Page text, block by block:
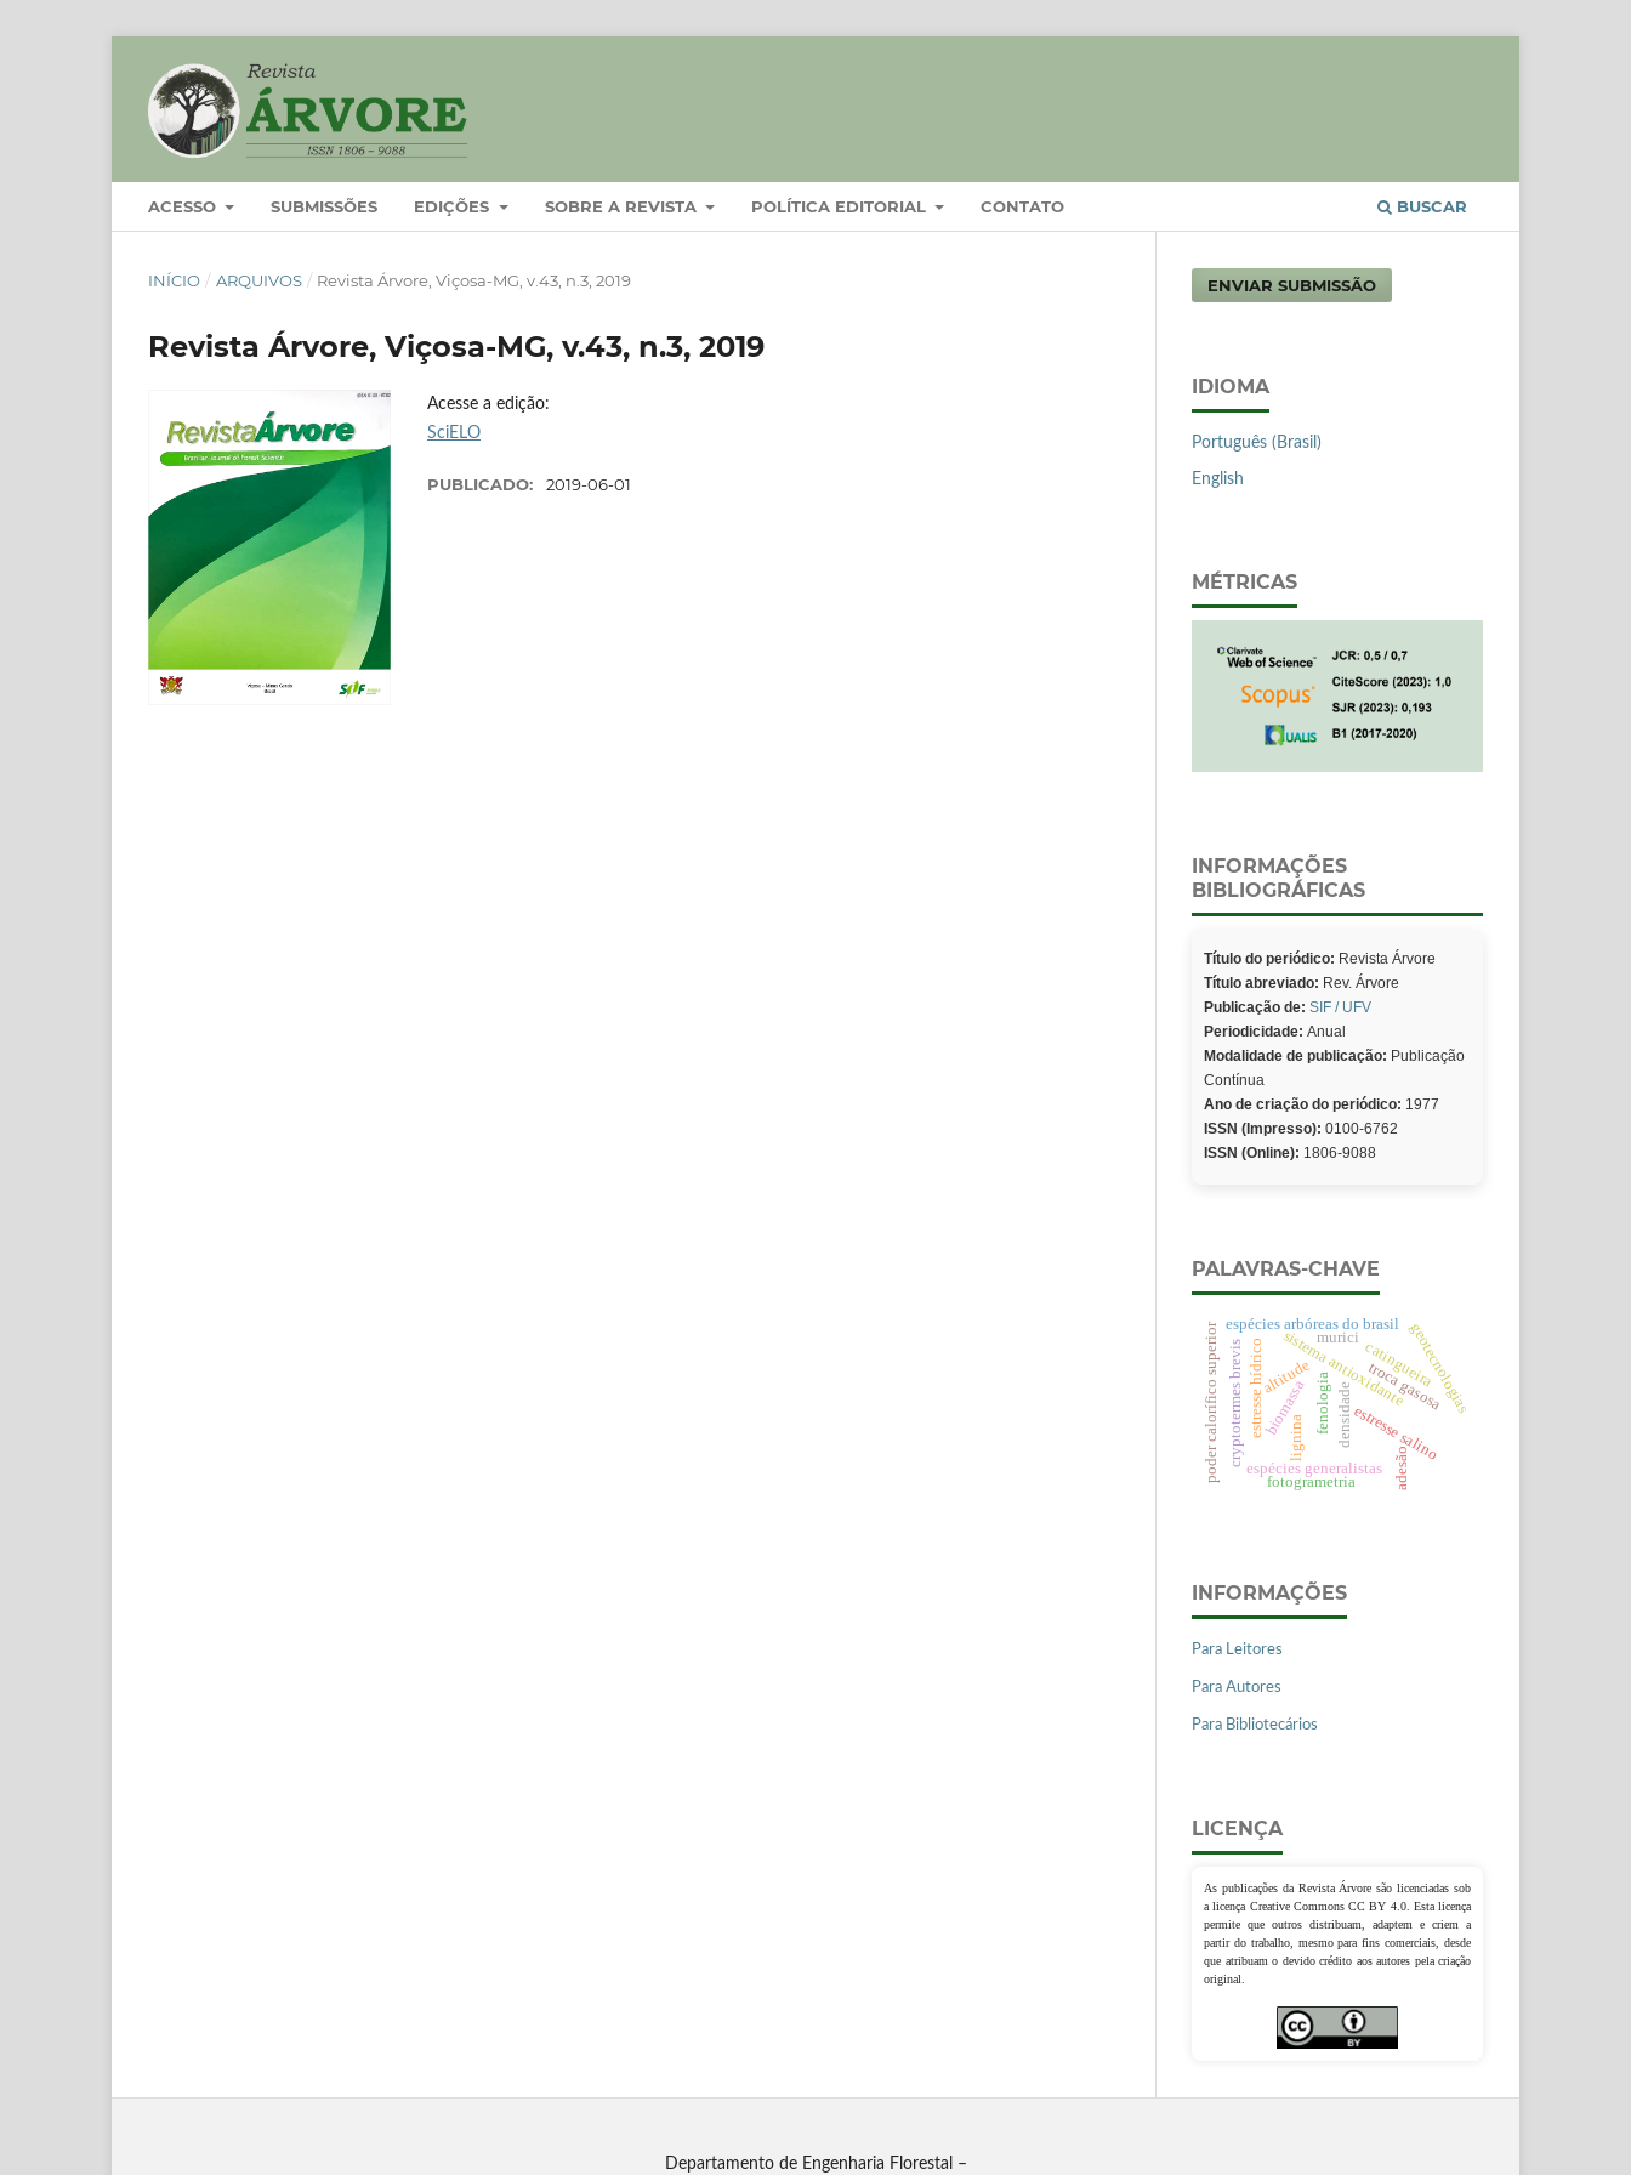
ACESSO SUBMISSÕES EDIÇÕES SOBRE A REVISTA POLÍTICA EDITORIAL CONTATO BUSCAR
INÍCIO / ARQUIVOS / Revista Árvore, Viçosa-MG, v.43, n.3, 2019
Revista Árvore, Viçosa-MG, v.43, n.3, 2019
Acesse a edição:
SciELO
PUBLICADO: 2019-06-01
ENVIAR SUBMISSÃO
IDIOMA
Português (Brasil)
English
MÉTRICAS
INFORMAÇÕES
BIBLIOGRÁFICAS
Título do periódico: Revista Árvore
Título abreviado: Rev. Árvore
Publicação de: SIF / UFV
Periodicidade: Anual
Modalidade de publicação: Publicação
Contínua
Ano de criação do periódico: 1977
ISSN (Impresso): 0100-6762
ISSN (Online): 1806-9088
PALAVRAS-CHAVE
biomassa densidade
sistema antioxidantetroca gasosa
espécies arbóreas do brasil
lignina
poder calorífico superior estresse salino
catingueira
estresse hídricoaltitude
espécies generalistas
fotogrametria
geotecnologias
fenologia
murici
cryptotermes brevis
adesão
INFORMAÇÕES
Para Leitores
Para Autores
Para Bibliotecários
LICENÇA
As publicações da Revista Árvore são licenciadas sob
a licença Creative Commons CC BY 4.0. Esta licença
permite que outros distribuam, adaptem e criem a
partir do trabalho, mesmo para fins comerciais, desde
que atribuam o devido crédito aos autores pela criação
original.
Departamento de Engenharia Florestal –